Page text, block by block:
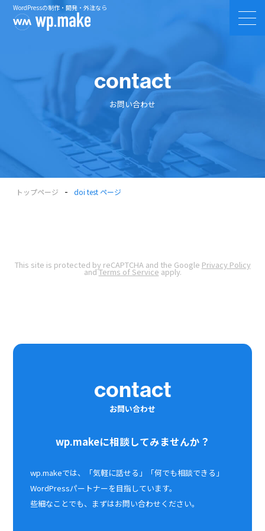
WordPressの制作・開発・外注なら
contact
お問い合わせ
トップページ - doi test ページ
This site is protected by reCAPTCHA and the Google Privacy Policy
andTerms of Service apply.
contact
お問い合わせ
wp.makeに相談してみませんか？
wp.makeでは、「気軽に話せる」「何でも相談できる」
WordPressパートナーを目指しています。
些細なことでも、まずはお問い合わせください。